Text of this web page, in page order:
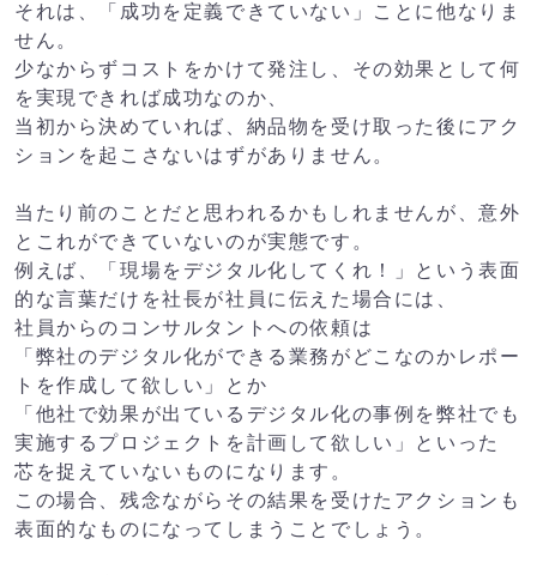
それは、「成功を定義できていない」ことに他なりま
せん。
少なからずコストをかけて発注し、その効果として何
を実現できれば成功なのか、
当初から決めていれば、納品物を受け取った後にアク
ションを起こさないはずがありません。
当たり前のことだと思われるかもしれませんが、意外
とこれができていないのが実態です。
例えば、「現場をデジタル化してくれ！」という表面
的な言葉だけを社長が社員に伝えた場合には、
社員からのコンサルタントへの依頼は
「弊社のデジタル化ができる業務がどこなのかレポー
トを作成して欲しい」とか
「他社で効果が出ているデジタル化の事例を弊社でも
実施するプロジェクトを計画して欲しい」といった
芯を捉えていないものになります。
この場合、残念ながらその結果を受けたアクションも
表面的なものになってしまうことでしょう。